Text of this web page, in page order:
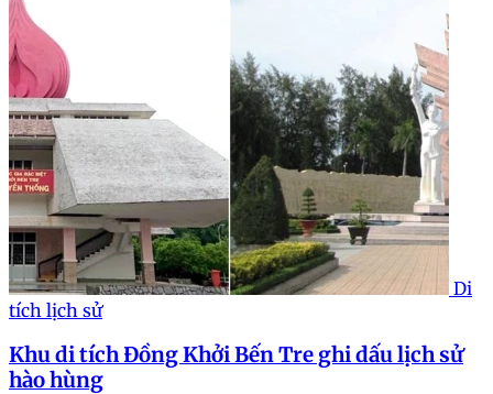
Di
tích lịch sử
Khu di tích Đồng Khởi Bến Tre ghi dấu lịch sử
hào hùng